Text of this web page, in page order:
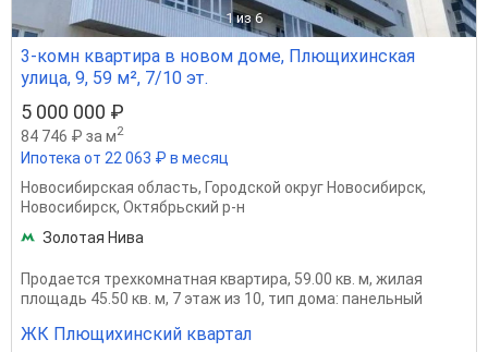
1 из 6
3-комн квартира в новом доме, Плющихинская
улица, 9, 59 м², 7/10 эт.
5 000 000 ₽
84 746 ₽ за м2
Ипотека от 22 063 ₽ в месяц
Новосибирская область, Городской округ Новосибирск,
Новосибирск, Октябрьский р-н
Золотая Нива
Продается трехкомнатная квартира, 59.00 кв. м, жилая
площадь 45.50 кв. м, 7 этаж из 10, тип дома: панельный
ЖК Плющихинский квартал